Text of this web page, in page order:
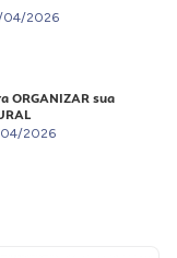
04/2026
ORGANIZAR sua
04/2026